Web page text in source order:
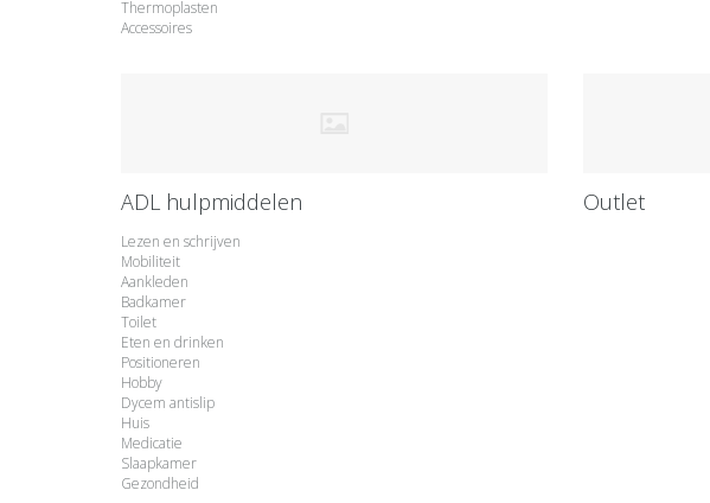
Thermoplasten
Accessoires
ADL hulpmiddelen
Lezen en schrijven
Mobiliteit
Aankleden
Badkamer
Toilet
Eten en drinken
Positioneren
Hobby
Dycem antislip
Huis
Medicatie
Slaapkamer
Gezondheid
Outlet